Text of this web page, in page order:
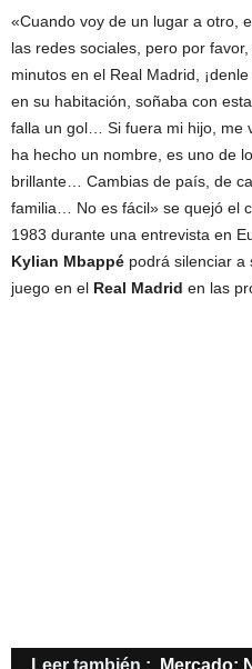
«Cuando voy de un lugar a otro,
las redes sociales, pero por
minutos en el Real Madrid,
en su habitación, soñaba con
falla un gol… Si fuera mi hijo, me
ha hecho un nombre, es uno de
brillante… Cambias de país, de
familia… No es fácil» se quejó el
1983 durante una entrevista en
Kylian Mbappé podrá silenciar a
juego en el Real Madrid en las